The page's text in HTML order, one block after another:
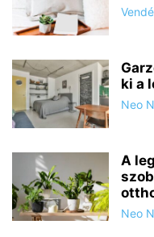
ki a
Neo
A
Neo